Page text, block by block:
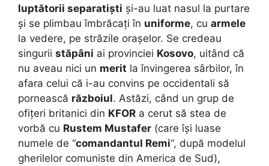
luptătorii separatiști și-au luat nasul la purtare
și se plimbau îmbrăcați în uniforme, cu armele
la vedere, pe străzile orașelor. Se credeau
singurii stăpâni ai provinciei Kosovo, uitând că
nu aveau nici un merit la învingerea sârbilor, în
afara celui că i-au convins pe occidentali să
pornească războiul. Astăzi, când un grup de
ofițeri britanici din KFOR a cerut să stea de
vorbă cu Rustem Mustafer (care își luase
numele de “comandantul Remi“, după modelul
gherilelor comuniste din America de Sud),